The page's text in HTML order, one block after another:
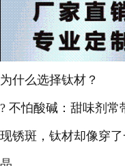
为什么选择钛材？
? 不怕酸碱：甜味剂
现锈斑，钛材却像穿